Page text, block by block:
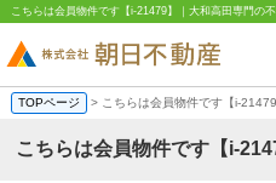
こちらは会員物件です【i-21479】｜大和高田専門の
TOPページ > こちらは会員物件です【i-21479
こちらは会員物件です【i-